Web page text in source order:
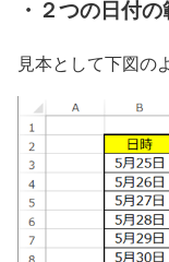
・２つの日付
見本として下図の